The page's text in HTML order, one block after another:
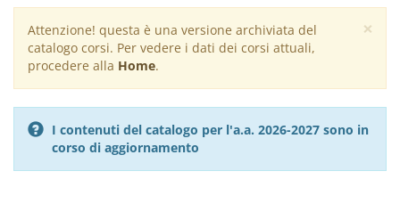
×
Warning
message
Attenzione! questa è una versione archiviata del
catalogo corsi. Per vedere i dati dei corsi attuali,
procedere alla Home.
I contenuti del catalogo per l'a.a. 2026-2027 sono in
corso di aggiornamento